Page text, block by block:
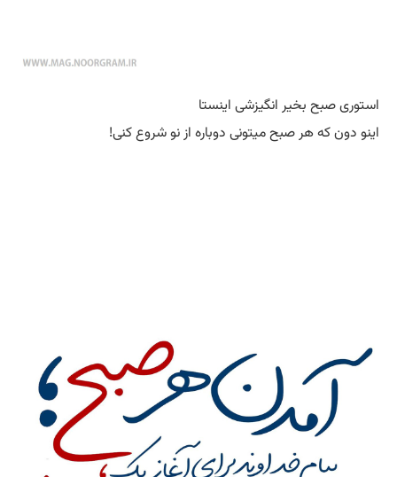
استوری صبح بخیر انگیزشی اینستا
اینو دون که هر صبح میتونی دوباره از نو شروع کنی!